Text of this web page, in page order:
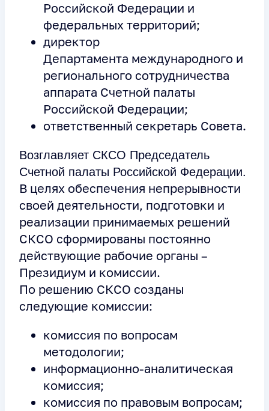
Российской Федерации и
федеральных территорий;
директор
Департамента международного и
регионального сотрудничества
аппарата Счетной палаты
Российской Федерации;
ответственный секретарь Совета.
Возглавляет СКСО Председатель
Счетной палаты Российской Федерации.
В целях обеспечения непрерывности
своей деятельности, подготовки и
реализации принимаемых решений
СКСО сформированы постоянно
действующие рабочие органы –
Президиум и комиссии.
По решению СКСО созданы
следующие комиссии:
комиссия по вопросам
методологии;
информационно-аналитическая
комиссия;
комиссия по правовым вопросам;